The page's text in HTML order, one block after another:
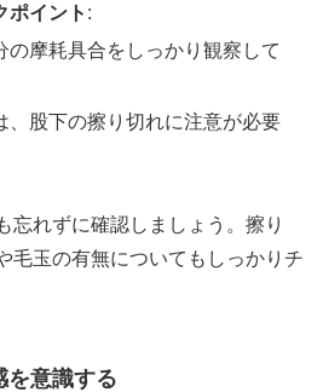
ポイント :
の摩耗具合をしっかり観察して
、股下の擦り切れに注意が必要
忘れずに確認しましょう。擦り
毛玉の有無についてもしっかりチ
を意識する